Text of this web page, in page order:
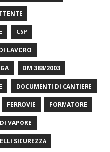
CSP
LAVORO
DM 388/2003
DOCUMENTI DI CANTIERE
FERROVIE FORMATORE
VAPORE
SICUREZZA